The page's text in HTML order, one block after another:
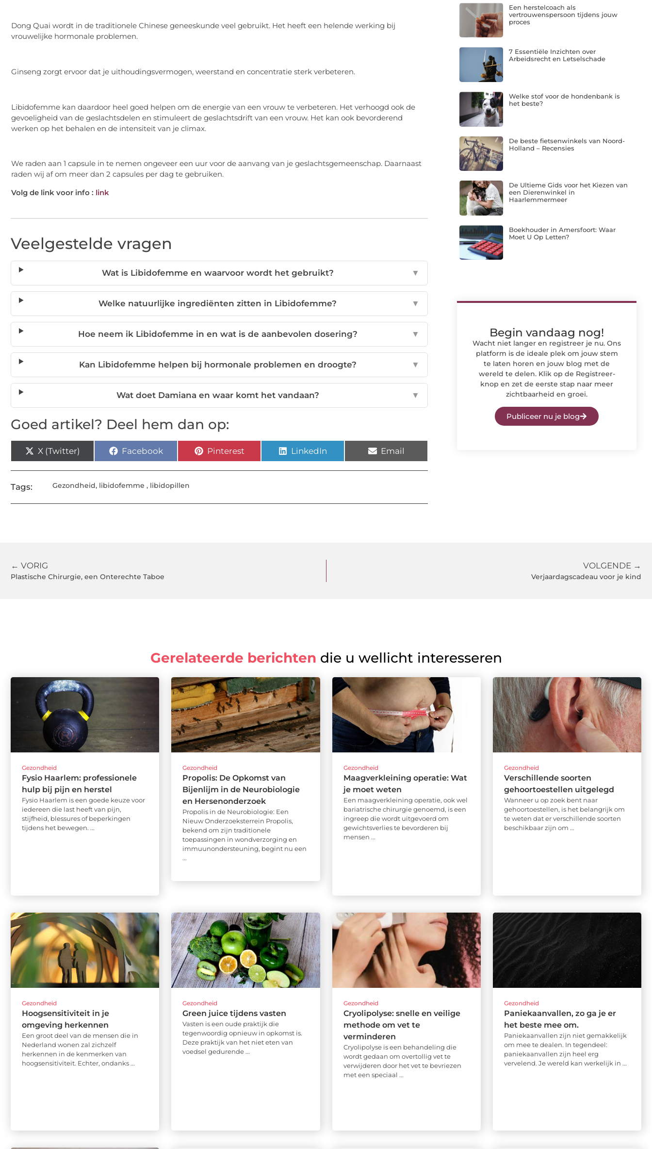
Dong Quai wordt in de traditionele Chinese geneeskunde veel gebruikt. Het heeft een helende werking bij
vrouwelijke hormonale problemen.
Ginseng zorgt ervoor dat je uithoudingsvermogen, weerstand en concentratie sterk verbeteren.
Libidofemme kan daardoor heel goed helpen om de energie van een vrouw te verbeteren. Het verhoogd ook de
gevoeligheid van de geslachtsdelen en stimuleert de geslachtsdrift van een vrouw. Het kan ook bevorderend
werken op het behalen en de intensiteit van je climax.
We raden aan 1 capsule in te nemen ongeveer een uur voor de aanvang van je geslachtsgemeenschap. Daarnaast
raden wij af om meer dan 2 capsules per dag te gebruiken.
Volg de link voor info : link
Veelgestelde vragen
Wat is Libidofemme en waarvoor wordt het gebruikt? ▼
Welke natuurlijke ingrediënten zitten in Libidofemme? ▼
Hoe neem ik Libidofemme in en wat is de aanbevolen dosering? ▼
Kan Libidofemme helpen bij hormonale problemen en droogte? ▼
Wat doet Damiana en waar komt het vandaan? ▼
Goed artikel? Deel hem dan op:
X (Twitter) Facebook Pinterest LinkedIn Email
Tags: Gezondheid, libidofemme , libidopillen
Een herstelcoach als
vertrouwenspersoon tijdens jouw
proces
7 Essentiële Inzichten over
Arbeidsrecht en Letselschade
Welke stof voor de hondenbank is
het beste?
De beste fietsenwinkels van Noord-
Holland – Recensies
De Ultieme Gids voor het Kiezen van
een Dierenwinkel in
Haarlemmermeer
Boekhouder in Amersfoort: Waar
Moet U Op Letten?
Begin vandaag nog!
Wacht niet langer en registreer je nu. Ons
platform is de ideale plek om jouw stem
te laten horen en jouw blog met de
wereld te delen. Klik op de Registreer-
knop en zet de eerste stap naar meer
zichtbaarheid en groei.
Publiceer nu je blog
← VORIG
Plastische Chirurgie, een Onterechte Taboe
VOLGENDE →
Verjaardagscadeau voor je kind
Gerelateerde berichten die u wellicht interesseren
Gezondheid
Fysio Haarlem: professionele
hulp bij pijn en herstel
Fysio Haarlem is een goede keuze voor
iedereen die last heeft van pijn,
stijfheid, blessures of beperkingen
tijdens het bewegen. ...
Gezondheid
Propolis: De Opkomst van
Bijenlijm in de Neurobiologie
en Hersenonderzoek
Propolis in de Neurobiologie: Een
Nieuw Onderzoeksterrein Propolis,
bekend om zijn traditionele
toepassingen in wondverzorging en
immuunondersteuning, begint nu een
...
Gezondheid
Maagverkleining operatie: Wat
je moet weten
Een maagverkleining operatie, ook wel
bariatrische chirurgie genoemd, is een
ingreep die wordt uitgevoerd om
gewichtsverlies te bevorderen bij
mensen ...
Gezondheid
Verschillende soorten
gehoortoestellen uitgelegd
Wanneer u op zoek bent naar
gehoortoestellen, is het belangrijk om
te weten dat er verschillende soorten
beschikbaar zijn om ...
Gezondheid
Hoogsensitiviteit in je
omgeving herkennen
Een groot deel van de mensen die in
Nederland wonen zal zichzelf
herkennen in de kenmerken van
hoogsensitiviteit. Echter, ondanks ...
Gezondheid
Green juice tijdens vasten
Vasten is een oude praktijk die
tegenwoordig opnieuw in opkomst is.
Deze praktijk van het niet eten van
voedsel gedurende ...
Gezondheid
Cryolipolyse: snelle en veilige
methode om vet te
verminderen
Cryolipolyse is een behandeling die
wordt gedaan om overtollig vet te
verwijderen door het vet te bevriezen
met een speciaal ...
Gezondheid
Paniekaanvallen, zo ga je er
het beste mee om.
Paniekaanvallen zijn niet gemakkelijk
om mee te dealen. In tegendeel:
paniekaanvallen zijn heel erg
vervelend. Je wereld kan werkelijk in ...